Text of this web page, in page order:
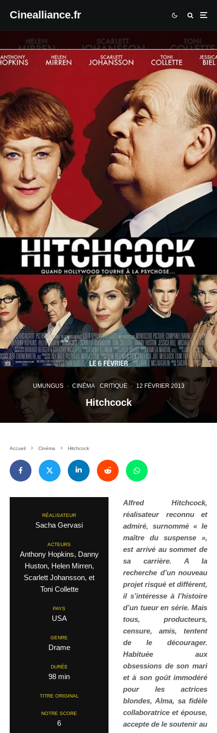
Cinealliance.fr
UMUNGUS · CINÉMA CRITIQUE · 12 FÉVRIER 2013
Hitchcock
Accueil Cinéma Hitchcock
RÉALISATEUR
Sacha Gervasi
ACTEURS
Anthony Hopkins, Danny
Huston, Helen Mirren,
Scarlett Johansson, et
Toni Collette
PAYS
USA
GENRE
Drame
DURÉE
98 min
TITRE ORIGINAL
NOTRE SCORE
6
Alfred Hitchcock,
réalisateur reconnu et
admiré, surnommé « le
maître du suspense »,
est arrivé au sommet de
sa carrière. A la
recherche d’un nouveau
projet risqué et différent,
il s’intéresse à l’histoire
d’un tueur en série. Mais
tous, producteurs,
censure, amis, tentent
de le décourager.
Habituée aux
obsessions de son mari
et à son goût immodéré
pour les actrices
blondes, Alma, sa fidèle
collaboratrice et épouse,
accepte de le soutenir au